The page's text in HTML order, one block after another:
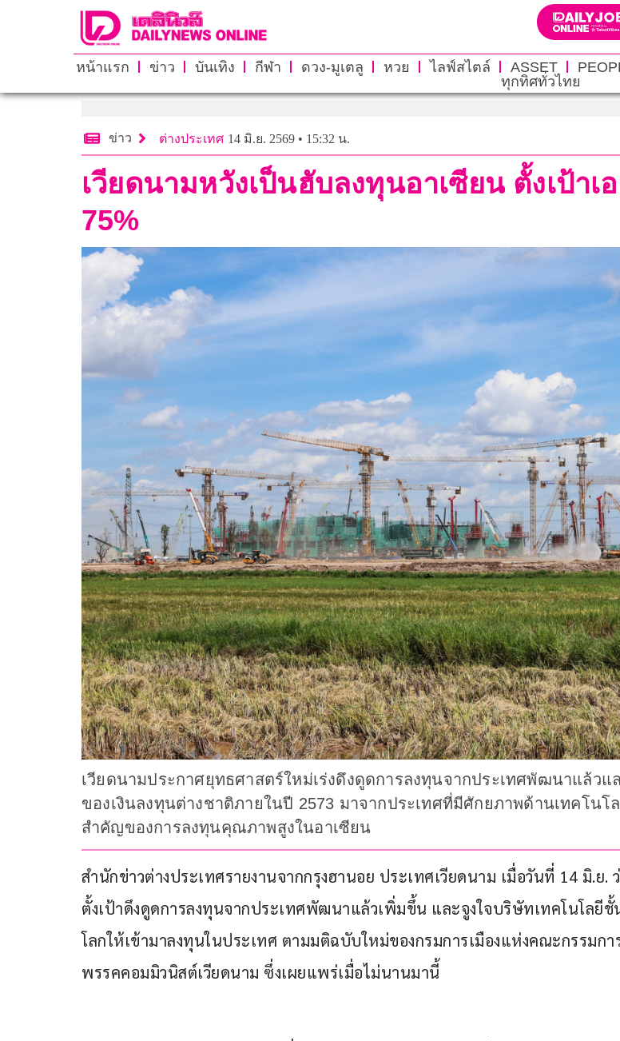
หน้าแรก ข่าว บันเทิง กีฬา ดวง-มูเตลู หวย ไลฟ์สไตล์ ASSET
ทุกทิศทั่วไทย
ข่าว ต่างประเทศ 14 มิ.ย. 2569 • 15:32 น.
เวียดนามหวังเป็นฮับลงทุนอาเซียน ตั้งเป้า
75%
เวียดนามประกาศยุทธศาสตร์ใหม่เร่งดึงดูดการลงทุนจากประเทศพัฒนาแล้ว
ของเงินลงทุนต่างชาติภายในปี 2573 มาจากประเทศที่มีศักยภาพด้านเทคโน
สำคัญของการลงทุนคุณภาพสูงในอาเซียน
สำนักข่าวต่างประเทศรายงานจากกรุงฮานอย ประเทศเวียดนาม เมื่อวันที่ 14 มิ.ย.
ตั้งเป้าดึงดูดการลงทุนจากประเทศพัฒนาแล้วเพิ่มขึ้น และจูงใจบริษัทเทคโนโลยี
โลกให้เข้ามาลงทุนในประเทศ ตามมติฉบับใหม่ของกรมการเมืองแห่งคณะกรรมกา
พรรคคอมมิวนิสต์เวียดนาม ซึ่งเผยแพร่เมื่อไม่นานมานี้